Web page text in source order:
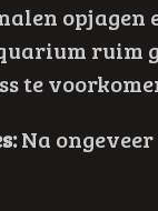
ruim
te
Na